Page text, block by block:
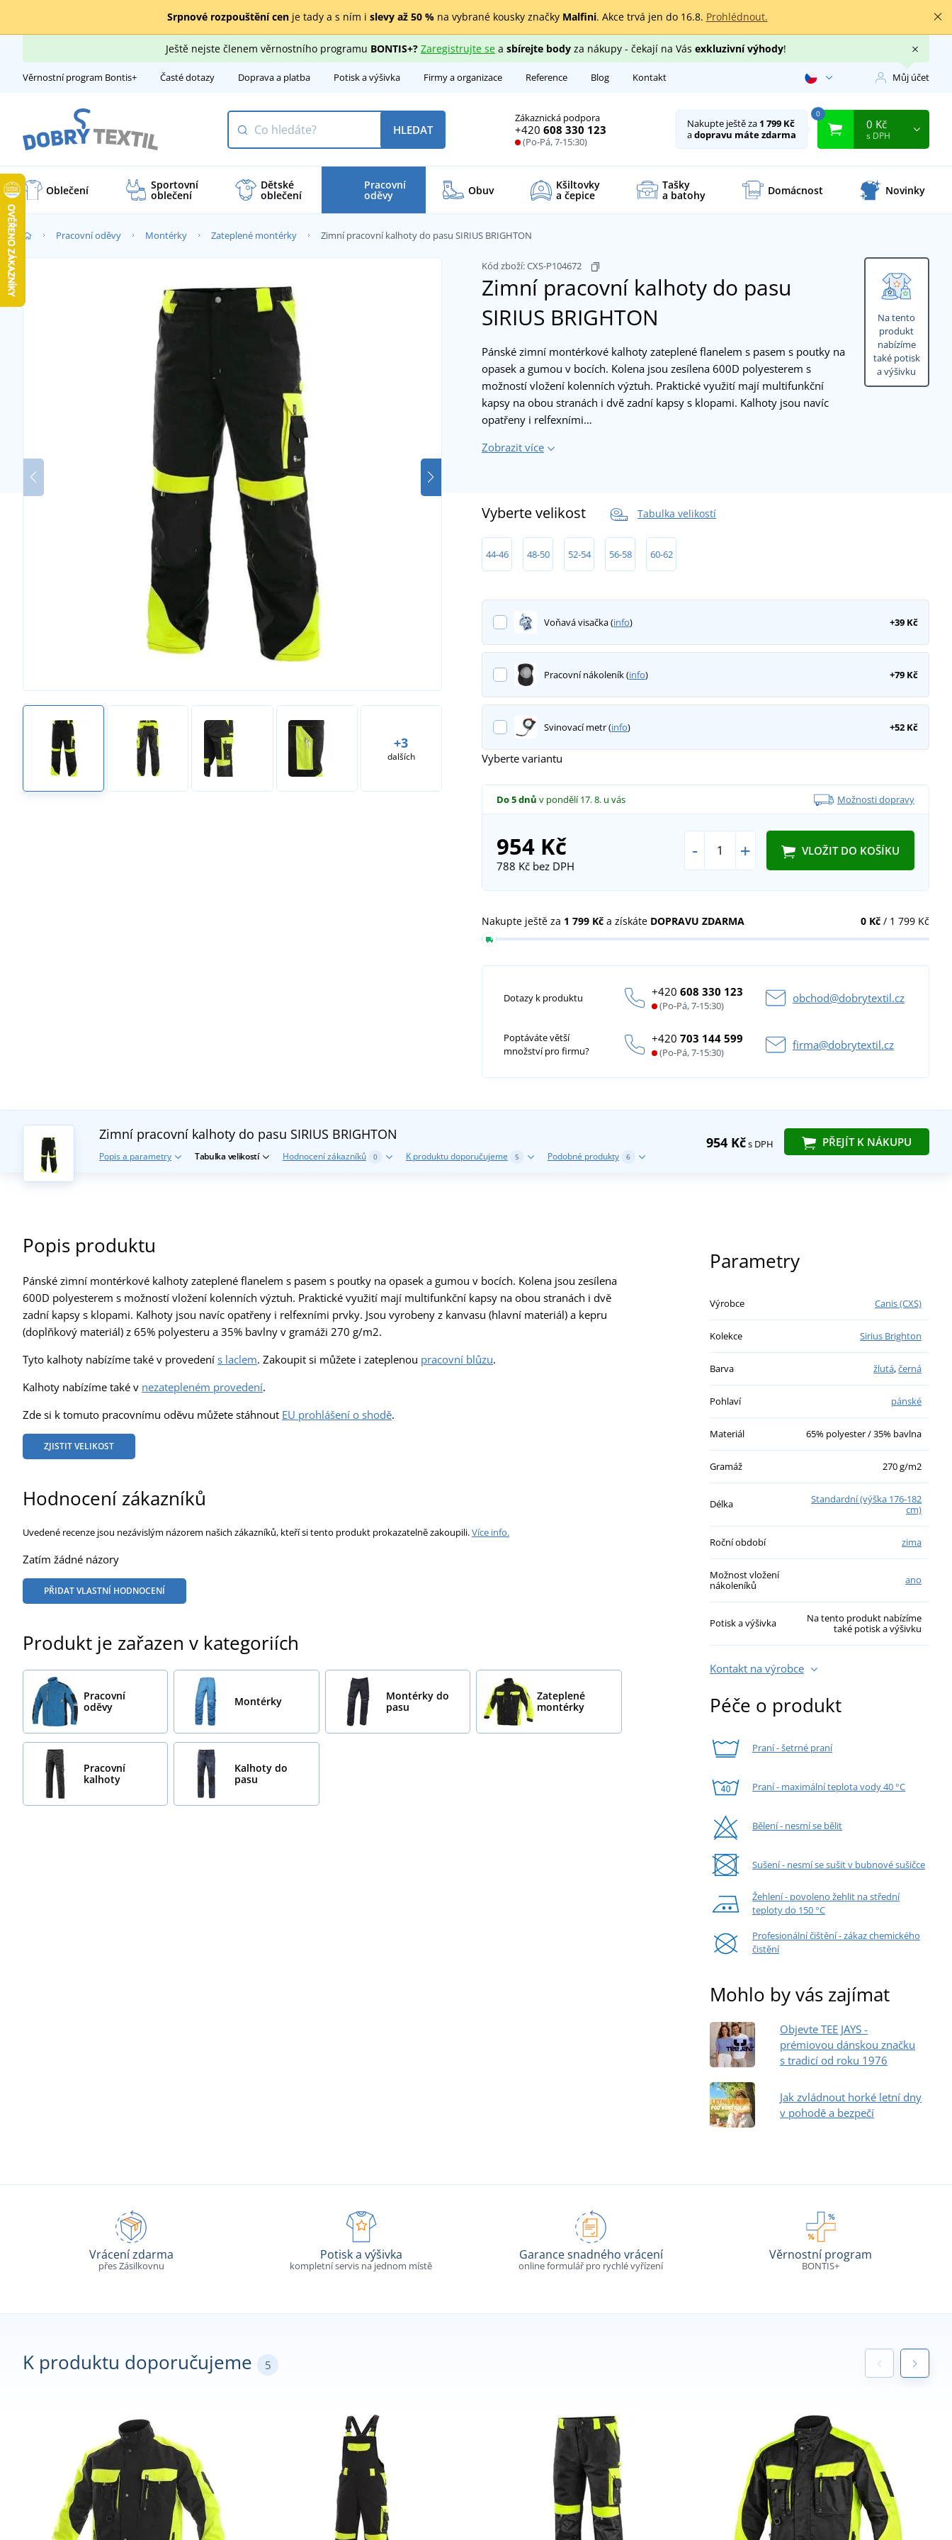
Srpnové rozpouštění cenje tady a s ním i slevy až 50 %na vybrané kousky značky Malfini. Akce trvá jen do 16.8. Prohlédnout.
Ještě nejste členem věrnostního programu BONTIS+? Zaregistrujte sea sbírejte bodyza nákupy - čekají na Vás exkluzivní výhody!
Věrnostní program Bontis+ Časté dotazy Doprava a platba Potisk a výšivka Firmy a organizace Reference Blog Kontakt Můj účet
Zákaznická podpora
+420 608 330 123
(Po-Pá, 7-15:30)
HLEDAT Nakupte ještě za 1 799 Kč
adopravu máte zdarma
0
0 Kč
s DPH
Oblečení Sportovní
oblečení
Dětské
oblečení
Pracovní
oděvy Obuv Kšiltovky
a čepice
Tašky
a batohy Domácnost Novinky
Pracovní oděvy Montérky Zateplené montérky Zimní pracovní kalhoty do pasu SIRIUS BRIGHTON
Na tento
produkt
nabízíme
také potisk
a výšivku
Kód zboží:CXS-P104672
Zimní pracovní kalhoty do pasu
SIRIUS BRIGHTON
+3
dalších
Pánské zimní montérkové kalhoty zateplené flanelem s pasem s poutky na
opasek a gumou v bocích. Kolena jsou zesílena 600D polyesterem s
možností vložení kolenních výztuh. Praktické využití mají multifunkční
kapsy na obou stranách i dvě zadní kapsy s klopami. Kalhoty jsou navíc
opatřeny i relfexními…
Zobrazit více
Vyberte velikost Tabulka velikostí
44-46 48-50 52-54 56-58 60-62
Voňavá visačka (info) +39 Kč
Pracovní nákoleník (info) +79 Kč
Svinovací metr (info) +52 Kč
Vyberte variantu
Do 5 dnů v pondělí 17. 8. u vás Možnosti dopravy
954 Kč
788 Kčbez DPH
- + VLOŽIT DO KOŠÍKU
0 Kč/ 1 799 Kč
Nakupte ještě za 1 799 Kč a získáte DOPRAVU ZDARMA
Dotazy k produktu +420608 330 123
(Po-Pá, 7-15:30)
obchod@dobrytextil.cz
Poptáváte větší
množství pro firmu?
+420703 144 599
(Po-Pá, 7-15:30)
firma@dobrytextil.cz
954 Kčs DPH PŘEJÍT K NÁKUPU
Zimní pracovní kalhoty do pasu SIRIUS BRIGHTON
Popis a parametry Tabulka velikostí Hodnocení zákazníků 0 K produktu doporučujeme 5 Podobné produkty 6
Popis produktu
Pánské zimní montérkové kalhoty zateplené flanelem s pasem s poutky na opasek a gumou v bocích. Kolena jsou zesílena
600D polyesterem s možností vložení kolenních výztuh. Praktické využití mají multifunkční kapsy na obou stranách i dvě
zadní kapsy s klopami. Kalhoty jsou navíc opatřeny i relfexními prvky. Jsou vyrobeny z kanvasu (hlavní materiál) a kepru
(doplňkový materiál) z 65% polyesteru a 35% bavlny v gramáži 270 g/m2.
Tyto kalhoty nabízíme také v provedení s laclem. Zakoupit si můžete i zateplenou pracovní blůzu.
Kalhoty nabízíme také v nezatepleném provedení.
Zde si k tomuto pracovnímu oděvu můžete stáhnout EU prohlášení o shodě.
ZJISTIT VELIKOST
Hodnocení zákazníků
Uvedené recenze jsou nezávislým názorem našich zákazníků, kteří si tento produkt prokazatelně zakoupili.Více info.
Zatím žádné názory
PŘIDAT VLASTNÍ HODNOCENÍ
Produkt je zařazen v kategoriích
Pracovní
oděvy
Montérky
Montérky do
pasu
Zateplené
montérky
Pracovní
kalhoty
Kalhoty do
pasu
Parametry
Výrobce Canis (CXS)
Kolekce Sirius Brighton
Barva žlutá,černá
Pohlaví pánské
Materiál 65% polyester / 35% bavlna
Gramáž 270 g/m2
Délka
Standardní (výška 176-182
cm)
Roční období zima
Možnost vložení
nákoleníků
ano
Potisk a výšivka
Na tento produkt nabízíme
také potisk a výšivku
Kontakt na výrobce
Péče o produkt
Praní - šetrné praní
Praní - maximální teplota vody 40 °C
Bělení - nesmí se bělit
Sušení - nesmí se sušit v bubnové sušičce
Žehlení - povoleno žehlit na střední
teploty do 150 °C
Profesionální čištění - zákaz chemického
čistění
Mohlo by vás zajímat
Objevte TEE JAYS -
prémiovou dánskou značku
s tradicí od roku 1976
Jak zvládnout horké letní dny
v pohodě a bezpečí
Vrácení zdarma
přes Zásilkovnu
Potisk a výšivka
kompletní servis na jednom místě
Garance snadného vrácení
online formulář pro rychlé vyřízení
Věrnostní program
BONTIS+
K produktu doporučujeme 5